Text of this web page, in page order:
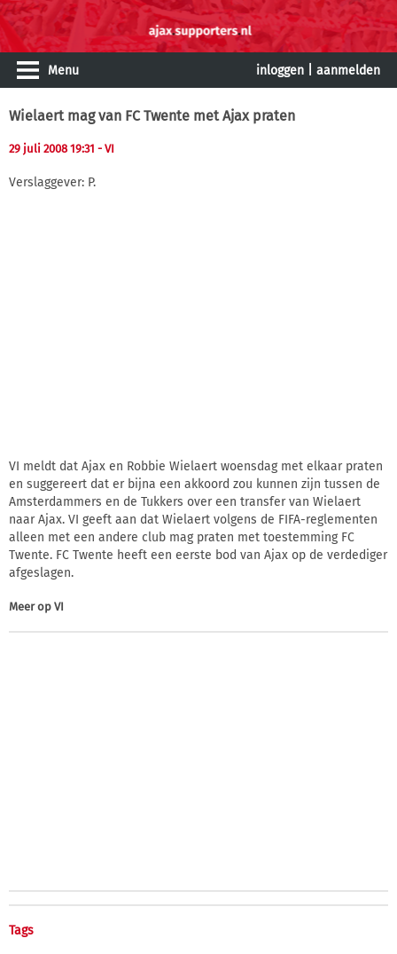
Menu inloggen aanmelden
Wielaert mag van FC Twente met Ajax praten
29 juli 2008 19:31 - VI
Verslaggever: P.
VI meldt dat Ajax en Robbie Wielaert woensdag met elkaar praten
en suggereert dat er bijna een akkoord zou kunnen zijn tussen de
Amsterdammers en de Tukkers over een transfer van Wielaert
naar Ajax. VI geeft aan dat Wielaert volgens de FIFA-reglementen
alleen met een andere club mag praten met toestemming FC
Twente. FC Twente heeft een eerste bod van Ajax op de verdediger
afgeslagen.
Meer op VI
Tags